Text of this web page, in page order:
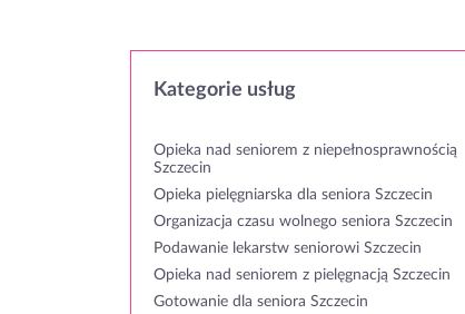
Kategorie usług
Opieka nad seniorem z niepełnosprawnością
Szczecin
Opieka pielęgniarska dla seniora Szczecin
Organizacja czasu wolnego seniora Szczecin
Podawanie lekarstw seniorowi Szczecin
Opieka nad seniorem z pielęgnacją Szczecin
Gotowanie dla seniora Szczecin